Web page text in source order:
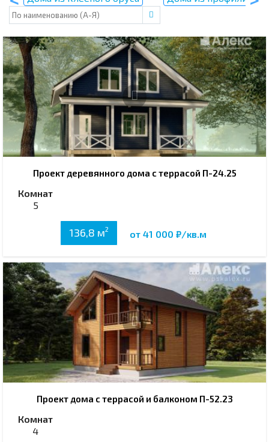
Проект деревянного дома с террасой П-24.25
Комнат
5
136,8 м2 от 41 000 ₽/кв.м
Проект дома с террасой и балконом П-52.23
Комнат
4